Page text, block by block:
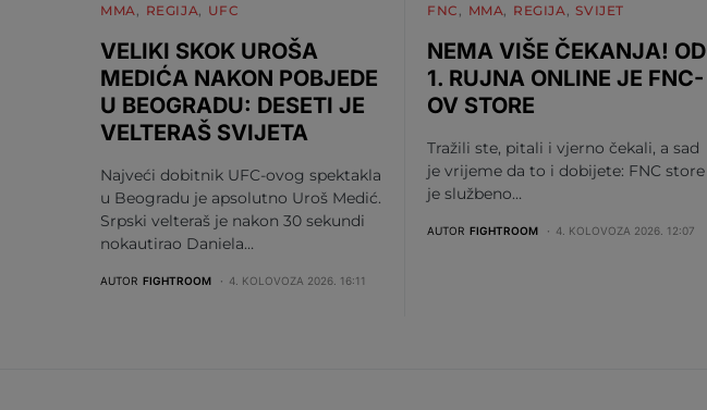
MMA REGIJA UFC
VELIKI SKOK UROŠA
MEDIĆA NAKON POBJEDE
U BEOGRADU: DESETI JE
VELTERAŠ SVIJETA
Najveći dobitnik UFC-ovog spektakla
u Beogradu je apsolutno Uroš Medić.
Srpski velteraš je nakon 30 sekundi
nokautirao Daniela…
AUTOR FIGHTROOM 4. KOLOVOZA 2026. 16:11
FNC MMA REGIJA SVIJET
NEMA VIŠE ČEKANJA! OD
1. RUJNA ONLINE JE FNC-
OV STORE
Tražili ste, pitali i vjerno čekali, a sad
je vrijeme da to i dobijete: FNC store
je službeno…
AUTOR FIGHTROOM 4. KOLOVOZA 2026. 12:07